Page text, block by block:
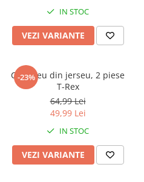
Pantofi sport fete
Sandale fete
IN STOC
VEZI VARIANTE
-23%
Compleu din jerseu, 2 piese
T-Rex
64,99 Lei
49,99 Lei
IN STOC
VEZI VARIANTE